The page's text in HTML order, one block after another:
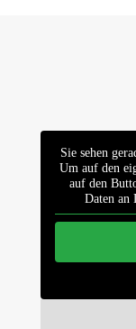
Sie sehen
Um auf den
auf den
Daten an